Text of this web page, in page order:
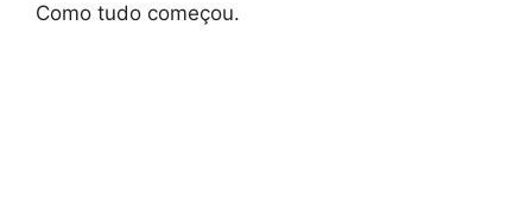
Como tudo começou.